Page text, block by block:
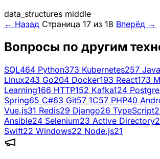
data_structures middle
← Назад Страница 17 из 18 Вперёд →
Вопросы по другим
SQL464 Python373 Kubernetes257
Linux243 Go204 Docker193 React173
Learning166 HTTP152 Kafka124
Spring65 C#63 Git57 1C57 PHP40
Vue.js31 Redis29 Django26 TypeScript
Ansible24 Selenium23 Active Directory
Swift22 Windows22 Node.js21